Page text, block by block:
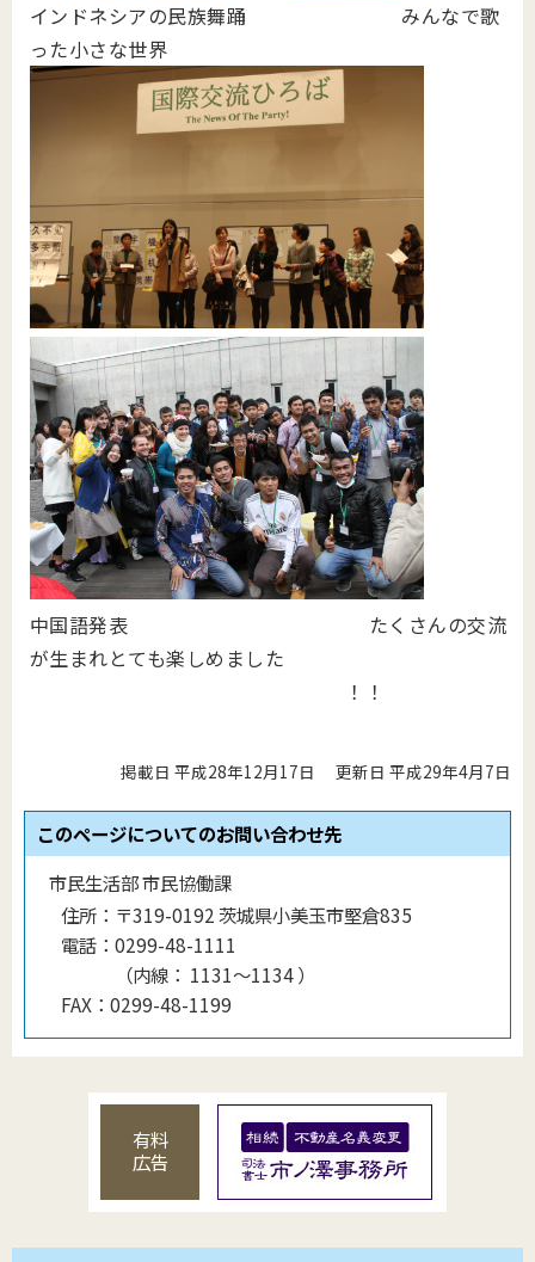
インドネシアの民族舞踊 みんなで歌
った小さな世界
中国語発表 たくさんの交流
が生まれとても楽しめました
！！
掲載日 平成28年12月17日 更新日 平成29年4月7日
このページについてのお問い合わせ先
市民生活部 市民協働課
住所： 〒319-0192 茨城県小美玉市堅倉835
電話： 0299-48-1111
（内線 ： 1131〜1134）
FAX： 0299-48-1199
有料
広告